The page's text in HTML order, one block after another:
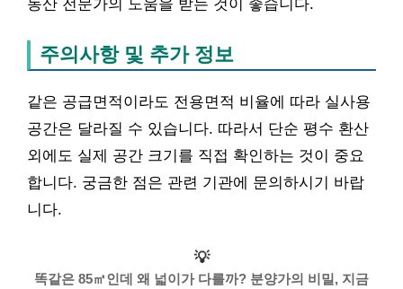
동산 전문가의 도움을 받는 것이 좋습니다.
주의사항 및 추가 정보
같은 공급면적이라도 전용면적 비율에 따라 실사용
공간은 달라질 수 있습니다. 따라서 단순 평수 환산
외에도 실제 공간 크기를 직접 확인하는 것이 중요
합니다. 궁금한 점은 관련 기관에 문의하시기 바랍
니다.
💡
똑같은 85㎡인데 왜 넓이가 다를까? 분양가의 비밀, 지금